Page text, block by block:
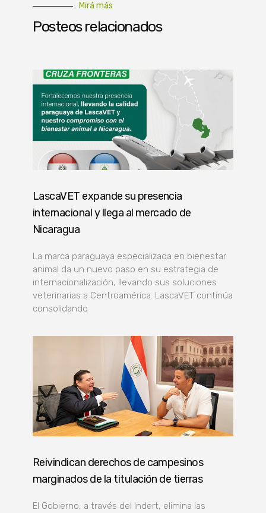
Mirá más
Posteos relacionados
LascaVET expande su presencia
internacional y llega al mercado de
Nicaragua
La marca paraguaya especializada en bienestar
animal da un nuevo paso en su estrategia de
internacionalización, llevando sus soluciones
veterinarias a Centroamérica. LascaVET continúa
consolidando
Reivindican derechos de campesinos
marginados de la titulación de tierras
El Gobierno, a través del Indert, elimina las